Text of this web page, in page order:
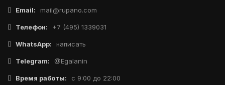
Email: mail@rupano.com
Телефон: +7 (495) 1339031
WhatsApp: написать
Telegram: @Egalanin
Время работы: с 9:00 до 22:00